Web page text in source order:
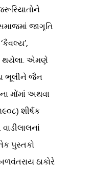
જાગૃતિ
થયેલા. એમણે
ભૂલીને જૈન
મોંમાં અથવા
શીર્ષક
પુસ્તકો
ઠાકોરે